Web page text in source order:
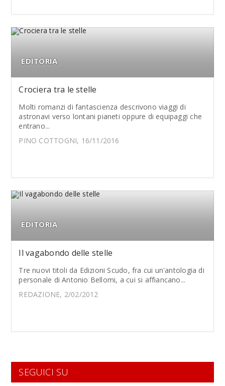
EDITORIA
Crociera tra le stelle
Molti romanzi di fantascienza descrivono viaggi di
astronavi verso lontani pianeti oppure di equipaggi che
entrano...
PINO COTTOGNI, 16/11/2016
EDITORIA
Il vagabondo delle stelle
Tre nuovi titoli da Edizioni Scudo, fra cui un'antologia di
personale di Antonio Bellomi, a cui si affiancano...
REDAZIONE, 2/02/2012
SEGUICI SU